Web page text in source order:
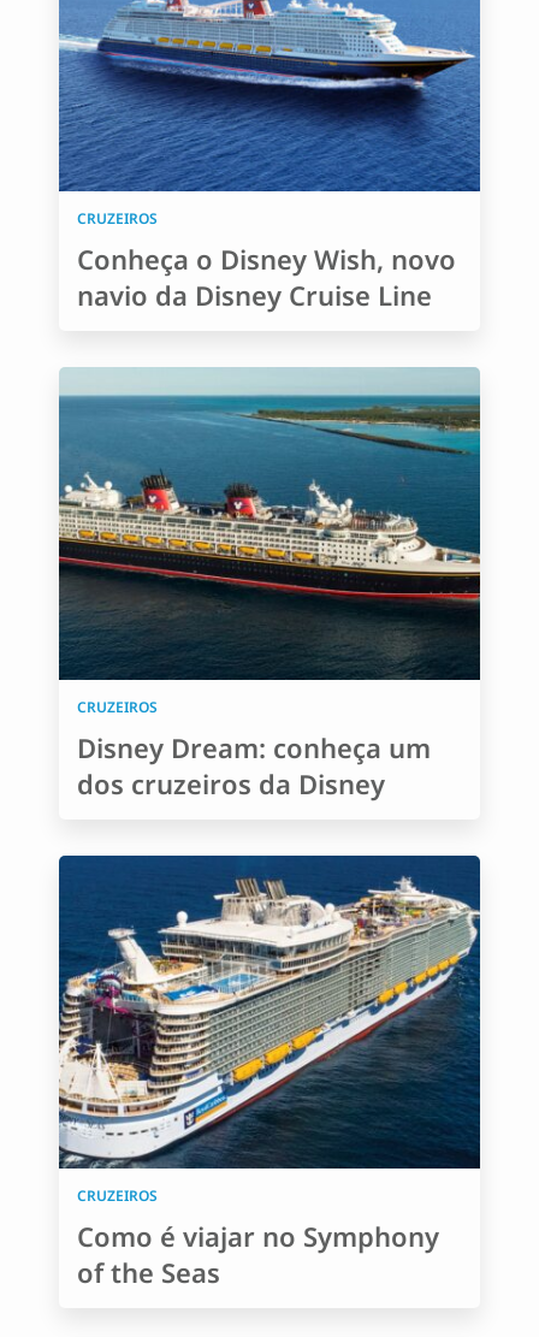
CRUZEIROS
Conheça o Disney Wish, novo
navio da Disney Cruise Line
CRUZEIROS
Disney Dream: conheça um
dos cruzeiros da Disney
CRUZEIROS
Como é viajar no Symphony
of the Seas